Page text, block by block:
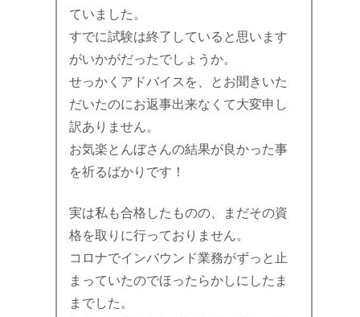
ていました。
すでに試験は終了していると思います
がいかがだったでしょうか。
せっかくアドバイスを、とお聞きいた
だいたのにお返事出来なくて大変申し
訳ありません。
お気楽とんぼさんの結果が良かった事
を祈るばかりです！
実は私も合格したものの、まだその資
格を取りに行っておりません。
コロナでインバウンド業務がずっと止
まっていたのでほったらかしにしたま
までした。